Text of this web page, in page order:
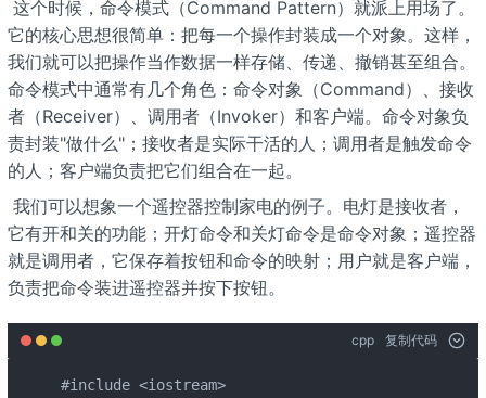
​ 这个时候，命令模式（Command Pattern）就派上用场了。
它的核心思想很简单：把每一个操作封装成一个对象。这样，
我们就可以把操作当作数据一样存储、传递、撤销甚至组合。
命令模式中通常有几个角色：命令对象（Command）、接收
者（Receiver）、调用者（Invoker）和客户端。命令对象负
责封装"做什么"；接收者是实际干活的人；调用者是触发命令
的人；客户端负责把它们组合在一起。
​ 我们可以想象一个遥控器控制家电的例子。电灯是接收者，
它有开和关的功能；开灯命令和关灯命令是命令对象；遥控器
就是调用者，它保存着按钮和命令的映射；用户就是客户端，
负责把命令装进遥控器并按下按钮。
cpp 复制代码
#include <iostream>